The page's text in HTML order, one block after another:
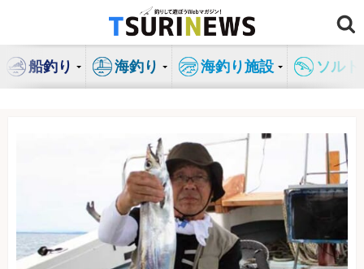
ン
船釣り 海釣り 海釣り施設 ソル